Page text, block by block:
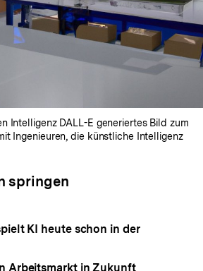
Intelligenz DALL-E generiertes Bild zum
Ingenieuren, die künstliche Intelligenz
springen
KI heute schon in der
Arbeitsmarkt in Zukunft